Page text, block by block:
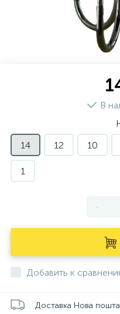
В
14
12 10
1
-
Добавить к
Доставка Нова